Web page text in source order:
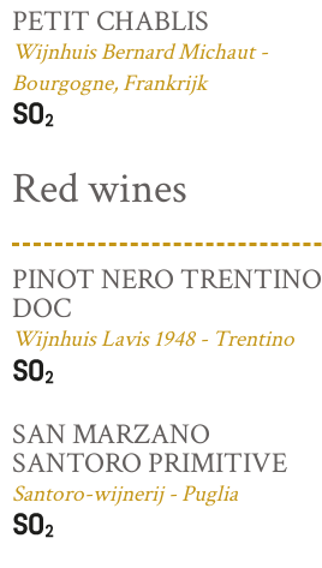
PETIT CHABLIS
Wijnhuis Bernard Michaut -
Bourgogne, Frankrijk
Red wines
PINOT NERO TRENTINO
DOC
Wijnhuis Lavis 1948 - Trentino
SAN MARZANO
SANTORO PRIMITIVE
Santoro-wijnerij - Puglia